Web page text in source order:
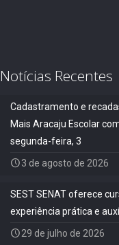
Notícias Recentes
Cadastramento e
Mais Aracaju Escolar
segunda-feira, 3
3 de agosto de 2026
SEST SENAT oferece
experiência prática e
29 de julho de 2026